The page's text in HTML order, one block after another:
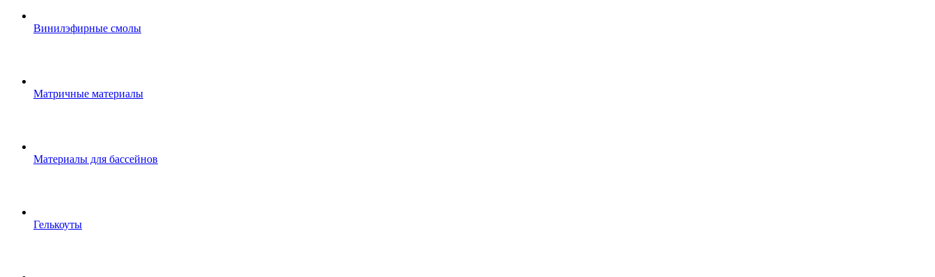
Винилэфирные смолы
Матричные материалы
Материалы для бассейнов
Гелькоуты